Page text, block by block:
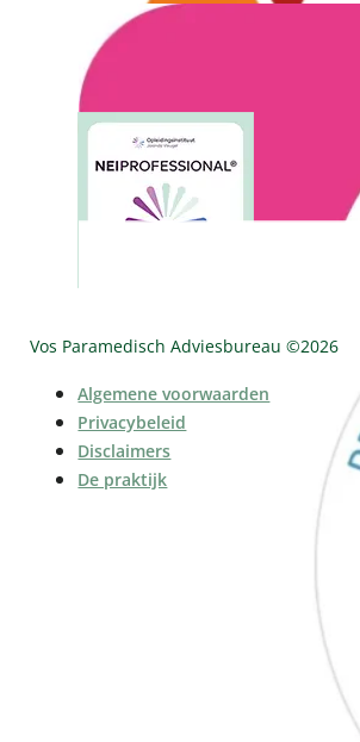
Vos Paramedisch Adviesbureau ©2026
Algemene voorwaarden
Privacybeleid
Disclaimers
De praktijk